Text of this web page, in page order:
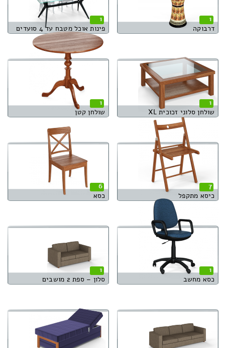
1
דרבוקה
1
פינות אוכל מטבח עד 4 סועדים
1
שולחן סלוני זכוכית XL
1
שולחן קטן
7
כיסא מתקפל
6
כסא
1
כסא מחשב
1
סלון – ספת 2 מושבים